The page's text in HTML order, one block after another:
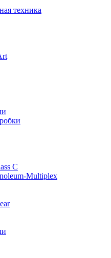
техника
C
Multiplex